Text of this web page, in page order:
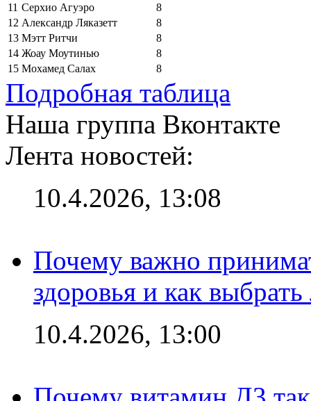
11 Серхио Агуэро
8
12 Александр Ляказетт
8
13 Мэтт Ритчи
8
14 Жоау Моутинью
8
15 Мохамед Салах 8
Подробная таблица
Наша группа Вконтакте
Лента новостей:
10.4.2026, 13:08
Почему важно
здоровья и как
10.4.2026, 13:00